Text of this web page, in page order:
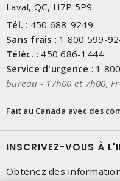
Laval, QC, H7P 5P9
Tél. : 450 688-9249
Sans frais : 1 800 599-
Téléc. : 450 686-1444
Service d'urgence : 1
bureau - 17h00 et 7h00,
Fait au Canada avec des
INSCRIVEZ-VOUS À
Obtenez des